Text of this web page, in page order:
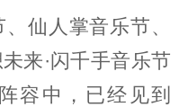
仙人掌音乐节、
来·闪千手音乐节
容中，已经见到